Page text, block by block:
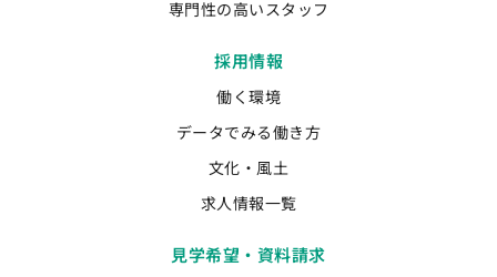
専門性の高いスタッフ
採用情報
働く環境
データでみる働き方
文化・風土
求人情報一覧
見学希望・資料請求